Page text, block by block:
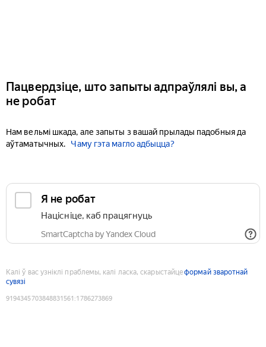
Пацвердзіце, што запыты адпраўлялі вы, а
не робат
Нам вельмі шкада, але запыты з вашай прылады падобныя да
аўтаматычных.
Чаму гэта магло адбыцца?
Я не робат
Націсніце, каб працягнуць
SmartCaptcha by Yandex Cloud
Калі ў вас узніклі праблемы, калі ласка, скарыстайцеформай зваротнай
сувязі
9194345703848831561 :1786273869